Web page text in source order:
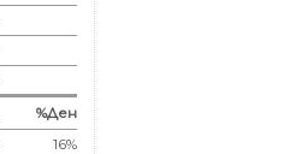
%Ден
16%